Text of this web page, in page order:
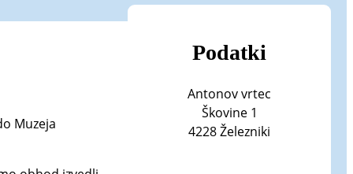
Muzeja
Podatki
Antonov vrtec
Škovine 1
4228 Železniki